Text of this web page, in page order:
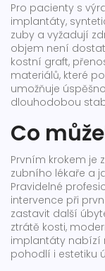
Pro pacienty s
implantáty,
zuby a vyžadují
objem není
kostní graft,
materiálů, které
umožňuje
dlouhodobou
Co
Prvním krokem je
zubního lékaře a
Pravidelné
intervence při
zastavit další
ztrátě kosti,
implantáty nabízí
pohodlí i estetiku